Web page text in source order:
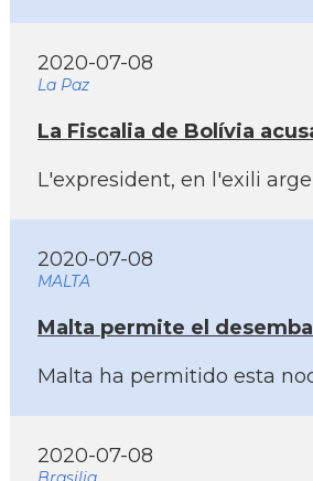
2020-07-08
La Paz
La Fiscalia de Bolí­via
L'expresident, en l'exili
2020-07-08
MALTA
Malta permite el
Malta ha permitido esta
2020-07-08